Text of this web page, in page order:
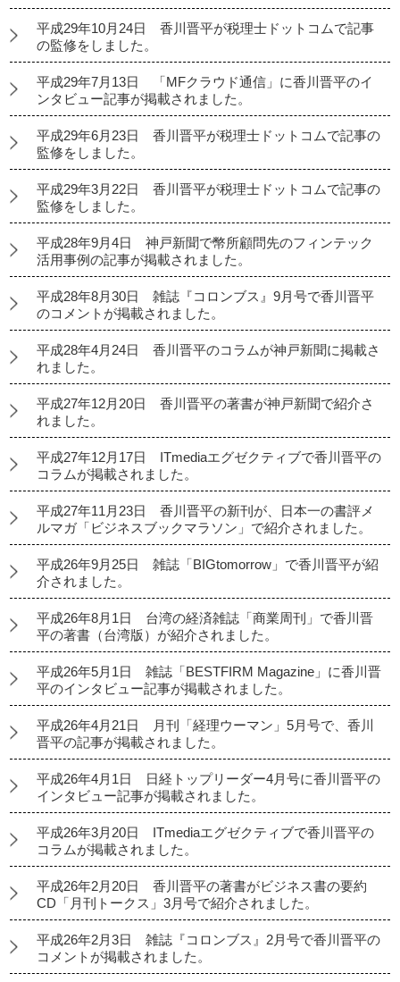
平成29年10月24日 香川晋平が税理士ドットコムで記事
の監修をしました。
平成29年7月13日 「MFクラウド通信」に香川晋平のイ
ンタビュー記事が掲載されました。
平成29年6月23日 香川晋平が税理士ドットコムで記事の
監修をしました。
平成29年3月22日 香川晋平が税理士ドットコムで記事の
監修をしました。
平成28年9月4日 神戸新聞で幣所顧問先のフィンテック
活用事例の記事が掲載されました。
平成28年8月30日 雑誌『コロンブス』9月号で香川晋平
のコメントが掲載されました。
平成28年4月24日 香川晋平のコラムが神戸新聞に掲載さ
れました。
平成27年12月20日 香川晋平の著書が神戸新聞で紹介さ
れました。
平成27年12月17日 ITmediaエグゼクティブで香川晋平の
コラムが掲載されました。
平成27年11月23日 香川晋平の新刊が、日本一の書評メ
ルマガ「ビジネスブックマラソン」で紹介されました。
平成26年9月25日 雑誌「BIGtomorrow」で香川晋平が紹
介されました。
平成26年8月1日 台湾の経済雑誌「商業周刊」で香川晋
平の著書（台湾版）が紹介されました。
平成26年5月1日 雑誌「BESTFIRM Magazine」に香川晋
平のインタビュー記事が掲載されました。
平成26年4月21日 月刊「経理ウーマン」5月号で、香川
晋平の記事が掲載されました。
平成26年4月1日 日経トップリーダー4月号に香川晋平の
インタビュー記事が掲載されました。
平成26年3月20日 ITmediaエグゼクティブで香川晋平の
コラムが掲載されました。
平成26年2月20日 香川晋平の著書がビジネス書の要約
CD「月刊トークス」3月号で紹介されました。
平成26年2月3日 雑誌『コロンブス』2月号で香川晋平の
コメントが掲載されました。